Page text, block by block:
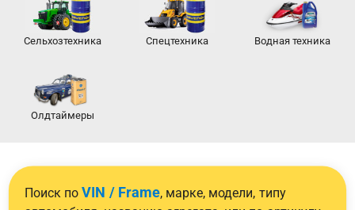
Сельхозтехника Спецтехника Водная техника
Олдтаймеры
Поиск поVIN / Frame, марке, модели, типу